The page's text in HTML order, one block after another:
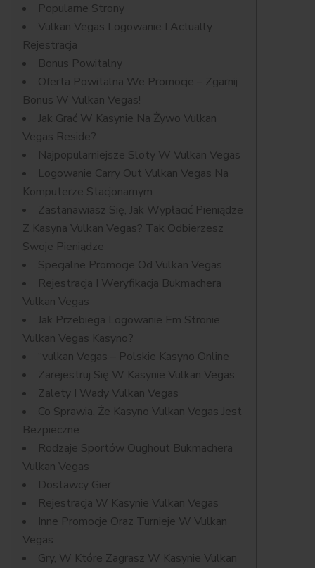
Popularne Strony
Vulkan Vegas Logowanie I Actually
Rejestracja
Bonus Powitalny
Oferta Powitalna We Promocje – Zgarnij
Bonus W Vulkan Vegas!
Jak Grać W Kasynie Na Żywo Vulkan
Vegas Reside?
Najpopularniejsze Sloty W Vulkan Vegas
Logowanie Carry Out Vulkan Vegas Na
Komputerze Stacjonarnym
Zastanawiasz Się, Jak Wypłacić Pieniądze
Z Kasyna Vulkan Vegas? Tak Odbierzesz
Swoje Pieniądze
Specjalne Promocje Od Vulkan Vegas
Rejestracja I Weryfikacja Bukmachera
Vulkan Vegas
Jak Przebiega Logowanie Em Stronie
Vulkan Vegas Kasyno?
“vulkan Vegas – Polskie Kasyno Online
Zarejestruj Się W Kasynie Vulkan Vegas
Zalety I Wady Vulkan Vegas
Co Sprawia, Że Kasyno Vulkan Vegas Jest
Bezpieczne
Rodzaje Sportów Oughout Bukmachera
Vulkan Vegas
Dostawcy Gier
Rejestracja W Kasynie Vulkan Vegas
Inne Promocje Oraz Turnieje W Vulkan
Vegas
Gry, W Które Zagrasz W Kasynie Vulkan